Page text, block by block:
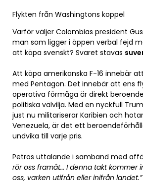
Flykten från Washingtons koppel
Varför väljer Colombias president
man som ligger i öppen verbal fejd
att köpa svenskt? Svaret stavas
Att köpa amerikanska F-16 innebär
med Pentagon. Det innebär att ens
operativa förmåga är direkt
politiska välvilja. Med en nyckfull
just nu militariserar Karibien och
Venezuela, är det ett
undvika till varje pris.
Petros uttalande i samband med
rör oss framåt… I denna takt kommer
oss, varken utifrån eller inifrån landet.”